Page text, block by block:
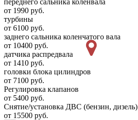
от 1990 руб.
турбины
от 6100 руб.
заднего сальника коленчатого вала
от 10400 руб.
датчика распредвала
от 1410 руб.
головки блока цилиндров
от 7100 руб.
Регулировка клапанов
от 5400 руб.
Снятие/установка ДВС (бензин, дизель)
от 15500 руб.